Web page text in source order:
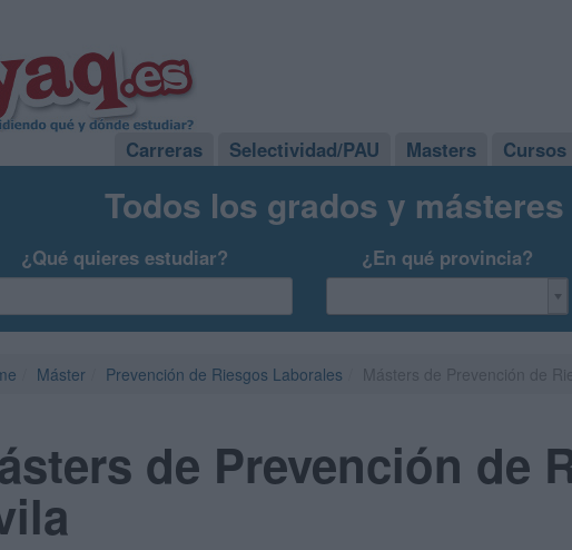
Carreras Selectividad/PAU Masters Cursos
Todos los grados y
¿Qué quieres estudiar? ¿En qué provincia?
Máster Prevención de Riesgos Laborales
de Prevención de